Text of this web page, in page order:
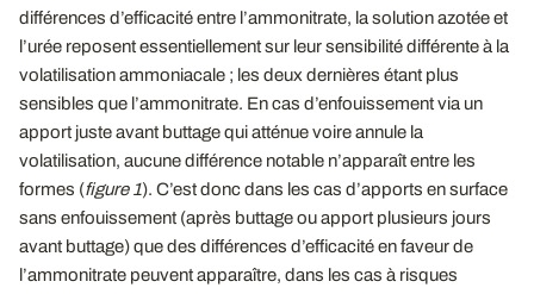
différences d’efficacité entre l’ammonitrate, la solution azotée et
l’urée reposent essentiellement sur leur sensibilité différente à la
volatilisation ammoniacale ; les deux dernières étant plus
sensibles que l’ammonitrate. En cas d’enfouissement via un
apport juste avant buttage qui atténue voire annule la
volatilisation, aucune différence notable n’apparaît entre les
formes (figure 1). C’est donc dans les cas d’apports en surface
sans enfouissement (après buttage ou apport plusieurs jours
avant buttage) que des différences d’efficacité en faveur de
l’ammonitrate peuvent apparaître, dans les cas à risques